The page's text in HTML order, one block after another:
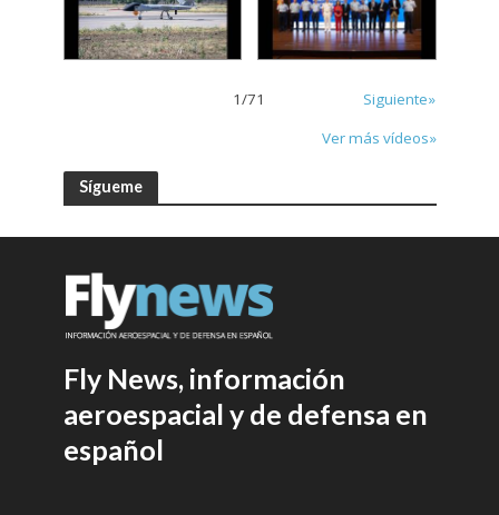
1/71
Siguiente»
Ver más vídeos»
Sígueme
Fly News, información
aeroespacial y de defensa en
español